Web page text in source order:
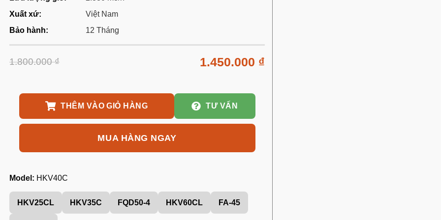
Xuất xứ:
Việt Nam
Bảo hành:
12 Tháng
1.800.000₫ 1.450.000 ₫
THÊM VÀO GIỎ HÀNG
MUA HÀNG NGAY
TƯ VẤN
Model: HKV40C
HKV25CL HKV35C FQD50-4 HKV60CL FA-45